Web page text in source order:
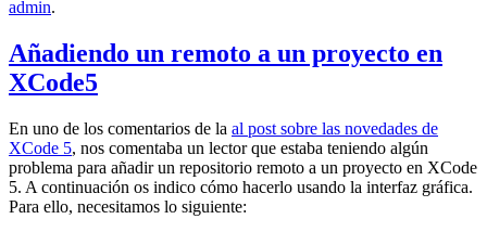
admin.
Añadiendo un remoto a un proyecto en
XCode5
En uno de los comentarios de la al post sobre las novedades de
XCode 5, nos comentaba un lector que estaba teniendo algún
problema para añadir un repositorio remoto a un proyecto en XCode
5. A continuación os indico cómo hacerlo usando la interfaz gráfica.
Para ello, necesitamos lo siguiente: